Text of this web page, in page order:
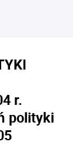
r.
polityki